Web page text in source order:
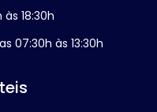
18:30h
07:30h às 13:30h